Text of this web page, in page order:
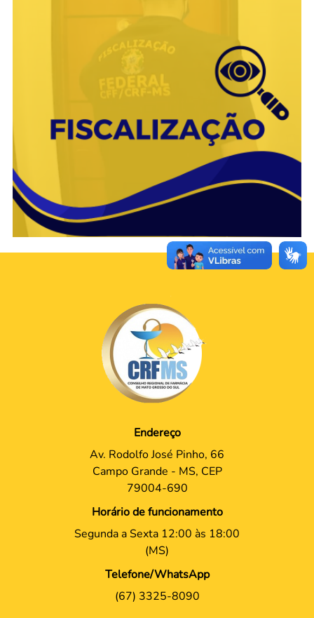
Endereço
Av. Rodolfo José Pinho, 66
Campo Grande - MS, CEP
79004-690
Horário de funcionamento
Segunda a Sexta 12:00 às 18:00
(MS)
Telefone/WhatsApp
(67) 3325-8090